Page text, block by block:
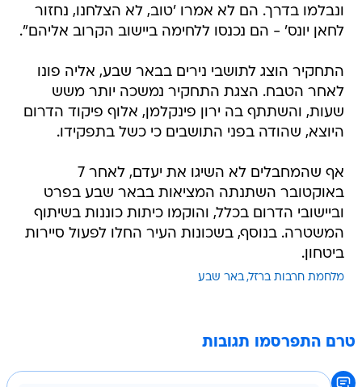
ונבלמו בדרך. הם לא אמרו 'טוב, לא הצלחנו, נחזור
לחאן יונס' - הם נכנסו ללחימה ביישוב הקרוב אליהם".
התחקיר הוצג לתושבי נירים בבאר שבע, אליה פונו
לאחר הטבח. הצגת התחקיר נמשכה יותר משש
שעות, והשתתף בה ירון פינקלמן, אלוף פיקוד הדרום
היוצא, שהודה בפני התושבים כי כשל בתפקידו.
אף שהמחבלים לא השיגו את יעדם, לאחר 7
באוקטובר השתנתה המציאות בבאר שבע בפרט
וביישובי הדרום בכלל, והוקמו כיתות כוננות בשיתוף
המשטרה. בנוסף, בשכונות העיר החלו לפעול סיירות
ביטחון.
מלחמת חרבות ברזל באר שבע
טרם התפרסמו תגובות